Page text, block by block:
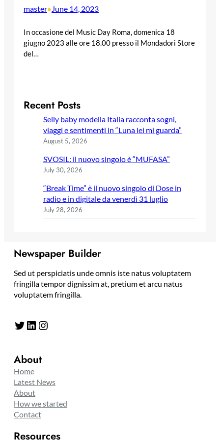
master•June 14, 2023
In occasione del Music Day Roma, domenica 18
giugno 2023 alle ore 18.00 presso il Mondadori Store
del…
Recent Posts
Selly baby modella Italia racconta sogni,
viaggi e sentimenti in “Luna lei mi guarda”
August 5, 2026
SVOSIL: il nuovo singolo è “MUFASA”
July 30, 2026
“Break Time” è il nuovo singolo di Dose in
radio e in digitale da venerdì 31 luglio
July 28, 2026
Newspaper Builder
Sed ut perspiciatis unde omnis iste natus voluptatem
fringilla tempor dignissim at, pretium et arcu natus
voluptatem fringilla.
Twitter LinkedIn Instagram
About
Home
Latest News
About
How we started
Contact
Resources